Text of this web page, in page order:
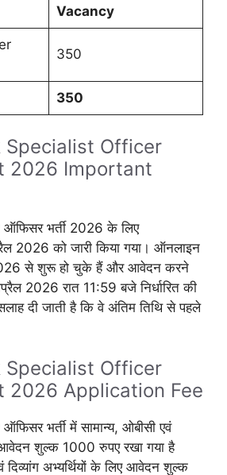
Vacancy
350
350
Specialist Officer
2026 Important
भर्ती 2026 के लिए
2026 को जारी किया गया। ऑनलाइन
से शुरू हो चुके हैं और आवेदन करने
2026 रात 11:59 बजे निर्धारित की
दी जाती है कि वे अंतिम तिथि से पहले
Specialist Officer
2026 Application Fee
भर्ती में सामान्य, ओबीसी एवं
आवेदन शुल्क 1000 रुपए रखा गया है
अभ्यर्थियों के लिए आवेदन शुल्क